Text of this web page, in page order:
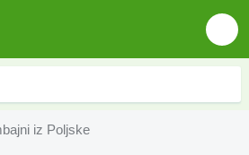
iz Poljske